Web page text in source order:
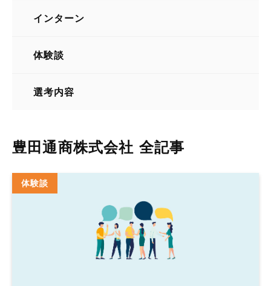
インターン
体験談
選考内容
豊田通商株式会社 全記事
体験談